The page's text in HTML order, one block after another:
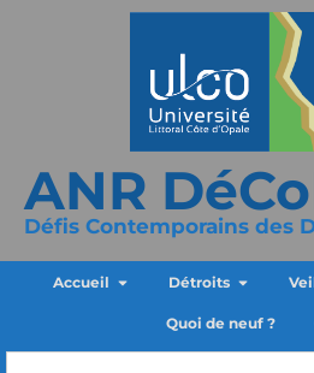
ANR
Défis Contemporains des
Accueil Détroits
Quoi de neuf ?